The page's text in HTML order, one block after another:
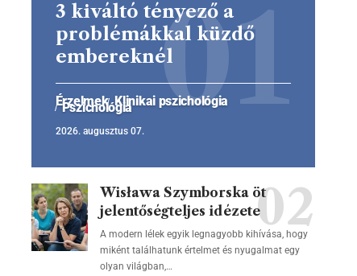
3 kiváltó tényező a
problémákkal küzdő
embereknél
Érzelmek Klinikai pszichológia
Pszichológia
2026. augusztus 07.
Wisława Szymborska öt
jelentőségteljes idézete
A modern lélek egyik legnagyobb kihívása, hogy
miként találhatunk értelmet és nyugalmat egy
olyan világban,…